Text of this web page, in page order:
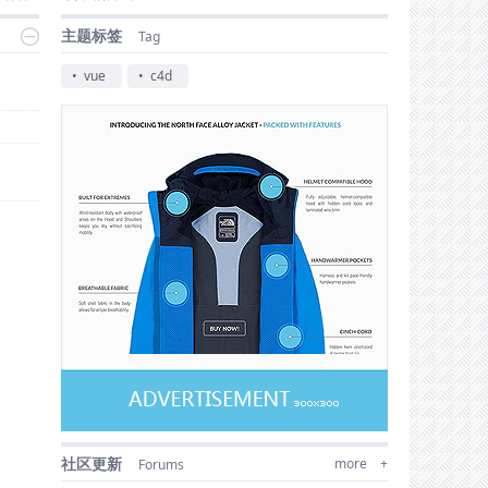
2009-12-10
很喜欢头部多格和 图片展示
C4D体积光和SS材质练习，论坛3D头像自己做
我是新人。无法进入控制面板，提示还没登陆
2011-09-05
超强水效果——Cinema 4D Realflow Water
For Movie Production
2008-12-10
双节棍-刚学习3DMAX时候的练习作品
山西人论坛申请与贵站交换友情链接
台湾科技团队3D打印“鸭鞋子” 助跛鸭行走(图)
2014-10-20
Geekatpay 3D模型超值大餐（GeekatPlay 3D
Megapack for Vue）
2014-10-14
2014-08-19
儿童公益电影<超级行动3D>启动 宁财神任编剧
2014-10-19
2012-07-04
C4D模型与制作风格图流程
2015-06-16
大热剧集《权力的游戏》（冰与火之歌）特效详
主题标签 Tag
• vue • c4d
more +
社区更新 Forums